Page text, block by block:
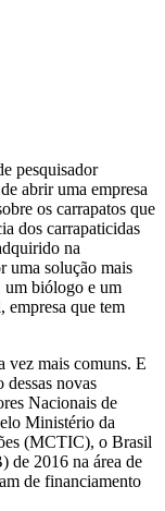
pesquisador
abrir uma empresa
os carrapatos que
dos carrapaticidas
na
uma solução mais
um biólogo e um
empresa que tem
vez mais comuns. E
novas
Nacionais de
Ministério da
(MCTIC), o Brasil
de 2016 na área de
de financiamento